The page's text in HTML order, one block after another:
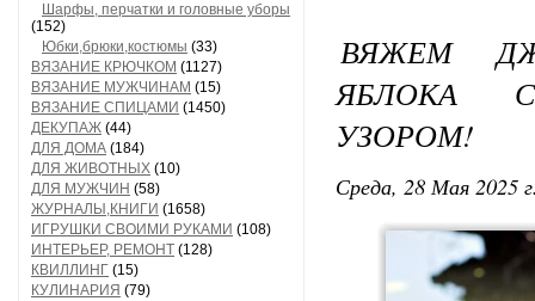
Шарфы, перчатки и головные уборы
(152)
Юбки,брюки,костюмы (33)
ВЯЗАНИЕ КРЮЧКОМ (1127)
ВЯЗАНИЕ МУЖЧИНАМ (15)
ВЯЗАНИЕ СПИЦАМИ (1450)
ДЕКУПАЖ (44)
ДЛЯ ДОМА (184)
ДЛЯ ЖИВОТНЫХ (10)
ДЛЯ МУЖЧИН (58)
ЖУРНАЛЫ,КНИГИ (1658)
ИГРУШКИ СВОИМИ РУКАМИ (108)
ИНТЕРЬЕР, РЕМОНТ (128)
КВИЛЛИНГ (15)
КУЛИНАРИЯ (79)
ВЯЖЕМ
ЯБЛОКА
УЗОРОМ!
Среда, 28 Мая 2025